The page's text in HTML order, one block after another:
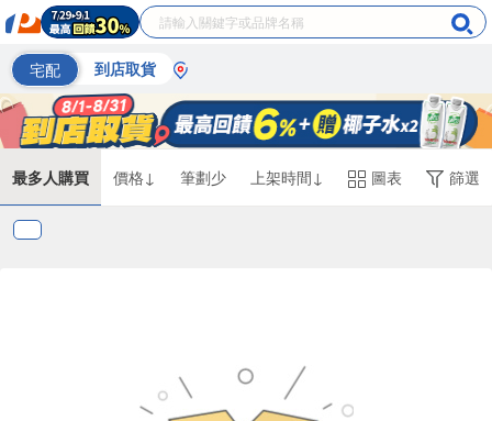
宅配 到店取貨
最多人購買 價格↓ 筆劃少 上架時間↓ 圖表 篩選